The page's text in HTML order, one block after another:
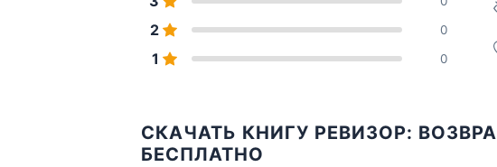
2 0
1 0
СКАЧАТЬ КНИГУ РЕВИЗОР:
БЕСПЛАТНО